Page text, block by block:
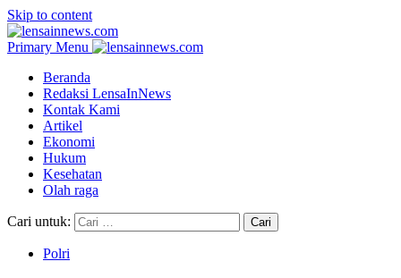
Skip to content
Primary Menu
Beranda
Redaksi LensaInNews
Kontak Kami
Artikel
Ekonomi
Hukum
Kesehatan
Olah raga
Cari untuk:
Polri